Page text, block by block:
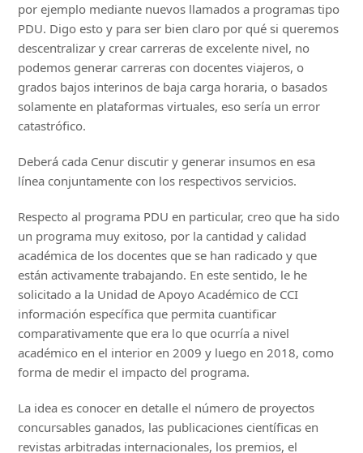
por ejemplo mediante nuevos llamados a programas tipo
PDU. Digo esto y para ser bien claro por qué si queremos
descentralizar y crear carreras de excelente nivel, no
podemos generar carreras con docentes viajeros, o
grados bajos interinos de baja carga horaria, o basados
solamente en plataformas virtuales, eso sería un error
catastrófico.
Deberá cada Cenur discutir y generar insumos en esa
línea conjuntamente con los respectivos servicios.
Respecto al programa PDU en particular, creo que ha sido
un programa muy exitoso, por la cantidad y calidad
académica de los docentes que se han radicado y que
están activamente trabajando. En este sentido, le he
solicitado a la Unidad de Apoyo Académico de CCI
información específica que permita cuantificar
comparativamente que era lo que ocurría a nivel
académico en el interior en 2009 y luego en 2018, como
forma de medir el impacto del programa.
La idea es conocer en detalle el número de proyectos
concursables ganados, las publicaciones científicas en
revistas arbitradas internacionales, los premios, el